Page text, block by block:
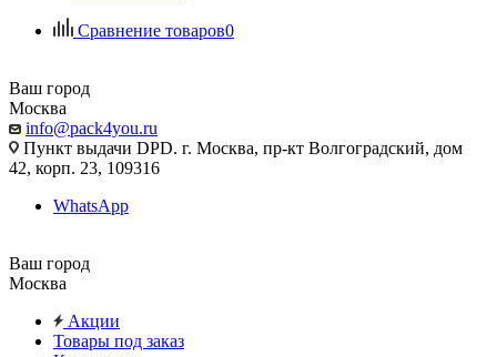
Сравнение товаров0
Ваш город
Москва
info@pack4you.ru
Пункт выдачи DPD. г. Москва, пр-кт Волгоградский, дом
42, корп. 23, 109316
WhatsApp
Ваш город
Москва
Акции
Товары под заказ